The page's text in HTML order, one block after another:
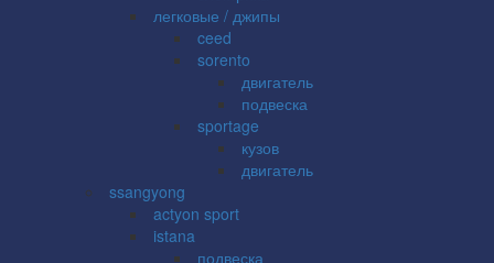
легковые / джипы
ceed
sorento
двигатель
подвеска
sportage
кузов
двигатель
ssangyong
actyon sport
istana
подвеска